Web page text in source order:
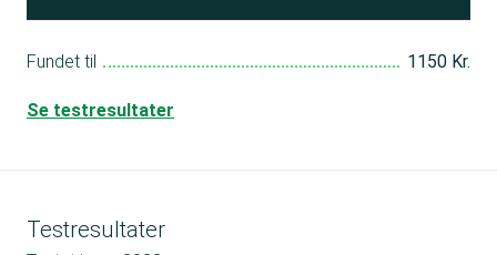
Fundet til 1150 Kr.
Se testresultater
Testresultater